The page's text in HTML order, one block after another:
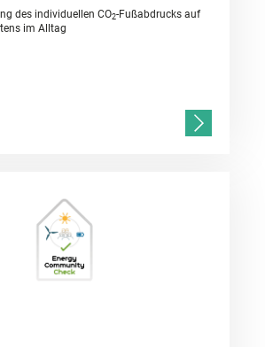
des individuellen CO2-Fußabdrucks auf
im Alltag